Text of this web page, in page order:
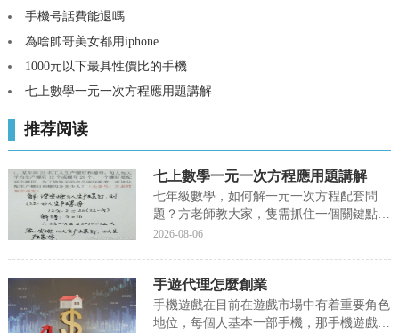
手機号話費能退嗎
為啥帥哥美女都用iphone
1000元以下最具性價比的手機
七上數學一元一次方程應用題講解
推荐阅读
七上數學一元一次方程應用題講解
七年級數學，如何解一元一次方程配套問
題？方老師教大家，隻需抓住一個關鍵點，
兩個總數量相等或者成比例。隻是需要抓住
=1：2。也就是說螺釘的數量X2=螺母的數
量X1.3、兩...
2026-08-06
手遊代理怎麼創業
手機遊戲在目前在遊戲市場中有着重要角色
地位，每個人基本一部手機，那手機遊戲軟